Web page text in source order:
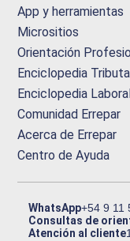
App y herramientas
Micrositios
Orientación
Enciclopedia
Enciclopedia Laboral
Comunidad Errepar
Acerca de Errepar
Centro de Ayuda
WhatsApp+54 9 11
Consultas de
Atención al cliente